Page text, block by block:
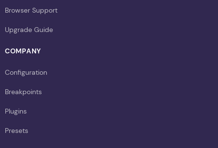
Browser Support
Upgrade Guide
COMPANY
Configuration
Breakpoints
Plugins
Presets